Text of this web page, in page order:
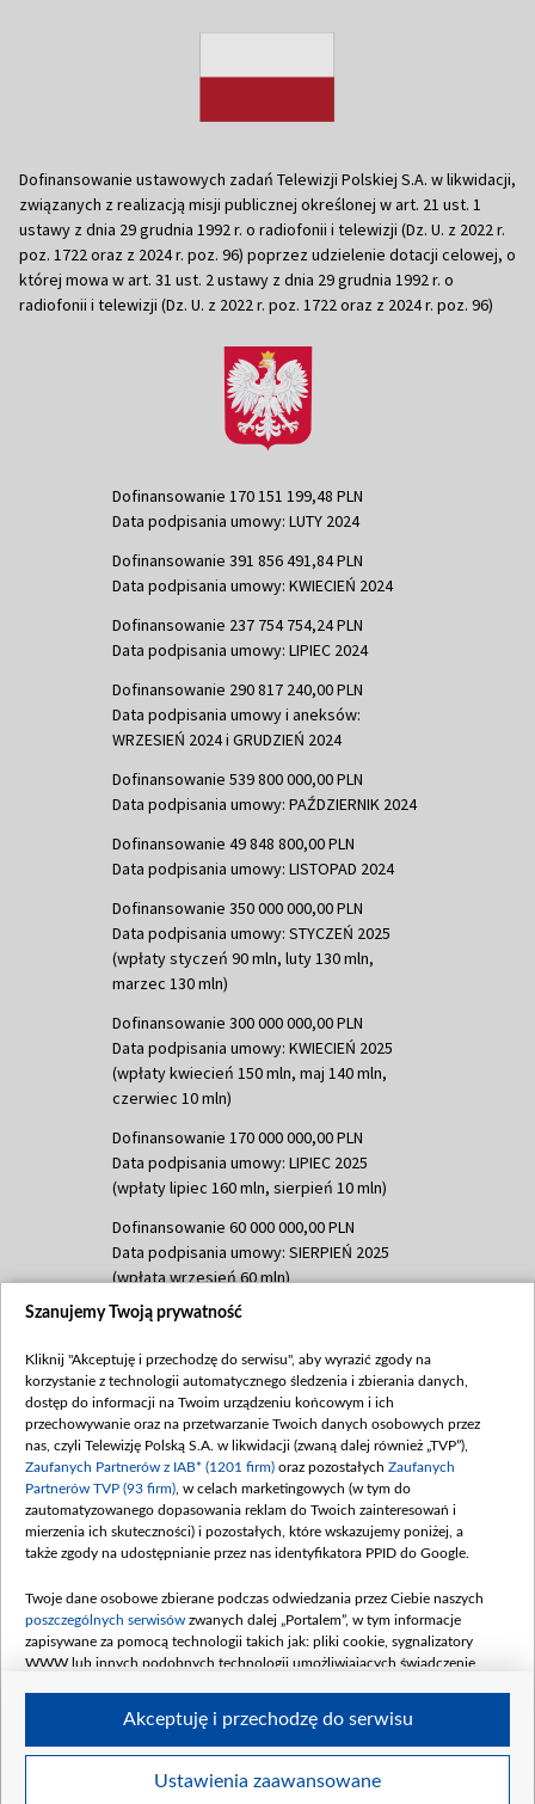
Dofinansowanie ustawowych zadań Telewizji Polskiej S.A. w likwidacji,
związanych z realizacją misji publicznej określonej w art. 21 ust. 1
ustawy z dnia 29 grudnia 1992 r. o radiofonii i telewizji (Dz. U. z 2022 r.
poz. 1722 oraz z 2024 r. poz. 96) poprzez udzielenie dotacji celowej, o
której mowa w art. 31 ust. 2 ustawy z dnia 29 grudnia 1992 r. o
radiofonii i telewizji (Dz. U. z 2022 r. poz. 1722 oraz z 2024 r. poz. 96)
Dofinansowanie 170 151 199,48 PLN
Data podpisania umowy: LUTY 2024
Dofinansowanie 391 856 491,84 PLN
Data podpisania umowy: KWIECIEŃ 2024
Dofinansowanie 237 754 754,24 PLN
Data podpisania umowy: LIPIEC 2024
Dofinansowanie 290 817 240,00 PLN
Data podpisania umowy i aneksów:
WRZESIEŃ 2024 i GRUDZIEŃ 2024
Dofinansowanie 539 800 000,00 PLN
Data podpisania umowy: PAŹDZIERNIK 2024
Dofinansowanie 49 848 800,00 PLN
Data podpisania umowy: LISTOPAD 2024
Dofinansowanie 350 000 000,00 PLN
Data podpisania umowy: STYCZEŃ 2025
(wpłaty styczeń 90 mln, luty 130 mln,
marzec 130 mln)
Dofinansowanie 300 000 000,00 PLN
Data podpisania umowy: KWIECIEŃ 2025
(wpłaty kwiecień 150 mln, maj 140 mln,
czerwiec 10 mln)
Dofinansowanie 170 000 000,00 PLN
Data podpisania umowy: LIPIEC 2025
(wpłaty lipiec 160 mln, sierpień 10 mln)
Dofinansowanie 60 000 000,00 PLN
Data podpisania umowy: SIERPIEŃ 2025
(wpłata wrzesień 60 mln)
Dofinansowanie 635 783 051,21 PLN
(wpłata wrzesień 100 mln, październik 350
mln, listopad 265 mln)
Dofinansowanie 48 862 000,00 PLN
Data podpisania umowy: GRUDZIEŃ 2025
(wpłata grudzień 60,548 mln)
Dofinansowanie 900 000 000,00 PLN
Data podpisania umowy: LUTY 2026 (wpłata
kwiecień 180 mln, 7 maja 180 mln, 8
czerwca 90 mln)
Dofinansowanie 250 000 000,00 PLN
4 sierpnia 250 mln
Szanujemy Twoją prywatność
Kliknij "Akceptuję i przechodzę do serwisu", aby wyrazić zgody na
korzystanie z technologii automatycznego śledzenia i zbierania danych,
dostęp do informacji na Twoim urządzeniu końcowym i ich
przechowywanie oraz na przetwarzanie Twoich danych osobowych przez
nas, czyli Telewizję Polską S.A. w likwidacji (zwaną dalej również „TVP”),
Zaufanych Partnerów z IAB* (1201 firm) oraz pozostałych Zaufanych
Partnerów TVP (93 firm) , w celach marketingowych (w tym do
zautomatyzowanego dopasowania reklam do Twoich zainteresowań i
mierzenia ich skuteczności) i pozostałych, które wskazujemy poniżej, a
także zgody na udostępnianie przez nas identyfikatora PPID do Google.
Twoje dane osobowe zbierane podczas odwiedzania przez Ciebie naszych
poszczególnych serwisów zwanych dalej „Portalem”, w tym informacje
zapisywane za pomocą technologii takich jak: pliki cookie, sygnalizatory
WWW lub innych podobnych technologii umożliwiających świadczenie
Twoje dane osobowe zbierane podczas odwiedzania przez Ciebie
Ustawienia zaawansowane
Akceptuję i przechodzę do serwisu